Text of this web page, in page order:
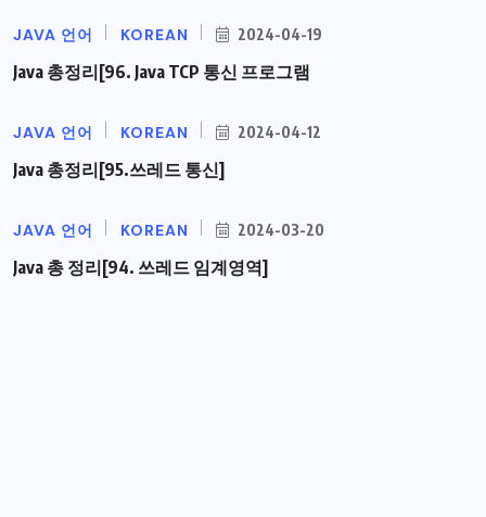
JAVA 언어 KOREAN 2024-04-19
Java 총정리[96. Java TCP 통신 프로그램
JAVA 언어 KOREAN 2024-04-12
Java 총정리[95.쓰레드 통신]
JAVA 언어 KOREAN 2024-03-20
Java 총 정리[94. 쓰레드 임계영역]